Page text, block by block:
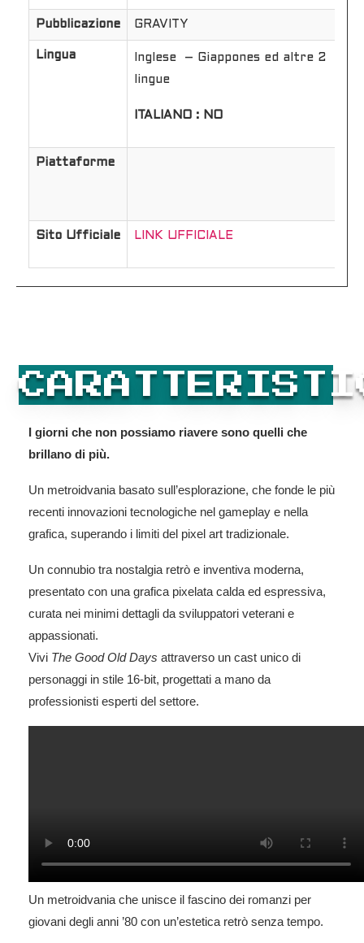
Pubblicazione GRAVITY
Lingua
Inglese – Giappones ed altre 2
lingue
ITALIANO : NO
Piattaforme
Sito Ufficiale LINK UFFICIALE
I giorni che non possiamo riavere sono quelli che
brillano di più.
Un metroidvania basato sull’esplorazione, che fonde le più
recenti innovazioni tecnologiche nel gameplay e nella
grafica, superando i limiti del pixel art tradizionale.
Un connubio tra nostalgia retrò e inventiva moderna,
presentato con una grafica pixelata calda ed espressiva,
curata nei minimi dettagli da sviluppatori veterani e
appassionati.
Vivi The Good Old Days attraverso un cast unico di
personaggi in stile 16-bit, progettati a mano da
professionisti esperti del settore.
Un metroidvania che unisce il fascino dei romanzi per
giovani degli anni ’80 con un’estetica retrò senza tempo.